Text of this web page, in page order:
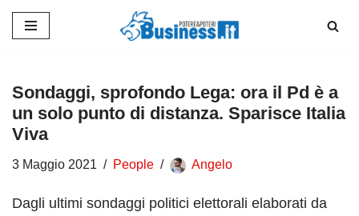
contenuto
Sondaggi, sprofondo Lega: ora il Pd è a
un solo punto di distanza. Sparisce Italia
Viva
3 Maggio 2021 People Angelo
Dagli ultimi sondaggi politici elettorali elaborati da